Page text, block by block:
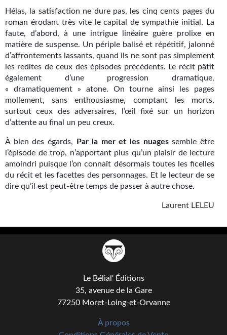
Newsletter
Le Bélial' sur Youtube
LE BLOG BIFROST
Tous les articles
La Bibliothèque orbitale
Journal d'un homme des bois
FORUMS
CONTACT
Nous contacter
Soumettre un manuscrit
Hélas, la satisfaction ne dure pas, les cinq cents pages du
roman érodant très vite le capital de sympathie initial. La
faute, d’abord, à une intrigue linéaire guère prolixe en
matière de suspense. Un périple balisé et répétitif, jalonné
d’affrontements lassants, quand ils ne sont pas simplement
les redites de ceux des épisodes précédents. Le récit pâtit
également d’une progression dramatique,
« dramatiquement » atone. On tourne ainsi les pages
mollement, sans enthousiasme, comptant les morts,
surtout ceux des adversaires, l’œil fixé sur un horizon
d’attente au final un peu creux.
À bien des égards, Par la mer et les nuagessemble être
l’épisode de trop, n’apportant plus qu’un plaisir de lecture
amoindri puisque l’on connaît désormais toutes les ficelles
du récit et les facettes des personnages. Et le lecteur de se
dire qu’il est peut-être temps de passer à autre chose.
Laurent LELEU
Le Bélial' Éditions
35, avenue de la Gare
77250 Moret-Loing-et-Orvanne
À propos